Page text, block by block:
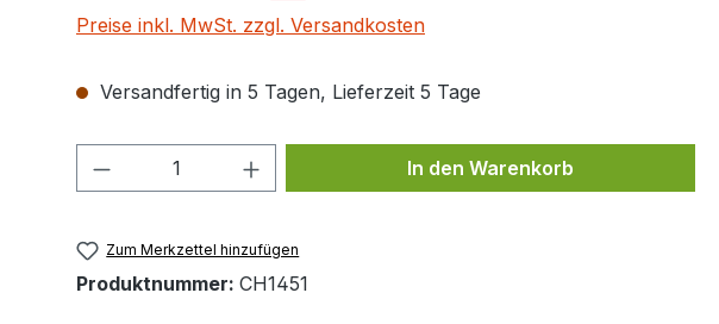
Preise inkl. MwSt. zzgl. Versandkosten
Versandfertig in 5 Tagen, Lieferzeit 5 Tage
Produkt Anzahl: Gib den gewünschten Wert
In den Warenkorb
Zum Merkzettel hinzufügen
Produktnummer: CH1451